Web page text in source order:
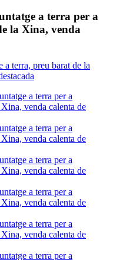
a terra per a
la Xina, venda